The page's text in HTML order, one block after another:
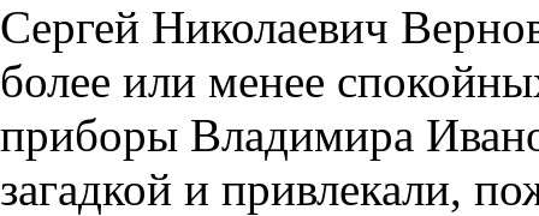
Сергей Николаевич
более или менее
приборы Владимира
загадкой и привлекали,